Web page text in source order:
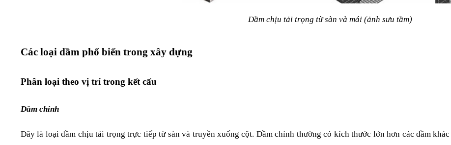
Dầm chịu tải trọng từ sàn và mái (ảnh sưu tầm)
Các loại dầm phổ biến trong xây dựng
Phân loại theo vị trí trong kết cấu
Dầm chính
Đây là loại dầm chịu tải trọng trực tiếp từ sàn và truyền xuống cột. Dầm chính thường có kích thước lớn hơn các dầm